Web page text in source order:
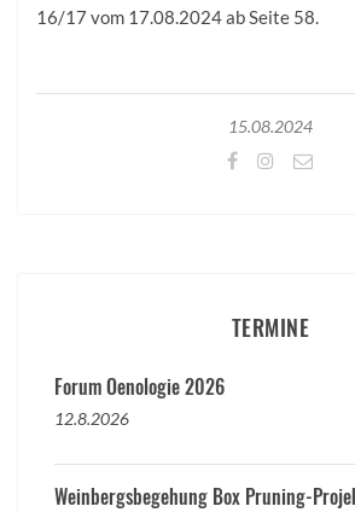
16/17 vom 17.08.2024 ab Seite 58.
15.08.2024
TERMINE
Forum Oenologie 2026
12.8.2026
Weinbergsbegehung Box Pruning-